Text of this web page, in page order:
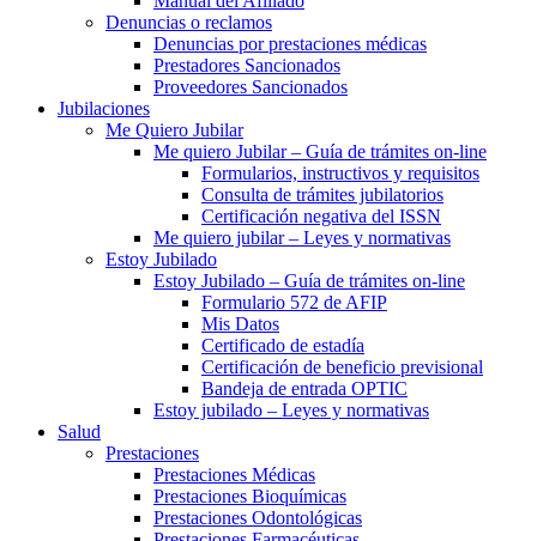
Denuncias o reclamos
Denuncias por prestaciones médicas
Prestadores Sancionados
Proveedores Sancionados
Jubilaciones
Me Quiero Jubilar
Me quiero Jubilar – Guía de trámites on-line
Formularios, instructivos y requisitos
Consulta de trámites jubilatorios
Certificación negativa del ISSN
Me quiero jubilar – Leyes y normativas
Estoy Jubilado
Estoy Jubilado – Guía de trámites on-line
Formulario 572 de AFIP
Mis Datos
Certificado de estadía
Certificación de beneficio previsional
Bandeja de entrada OPTIC
Estoy jubilado – Leyes y normativas
Salud
Prestaciones
Prestaciones Médicas
Prestaciones Bioquímicas
Prestaciones Odontológicas